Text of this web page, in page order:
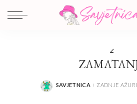
Z
POSTED
SAVJETNICA ZADNJE